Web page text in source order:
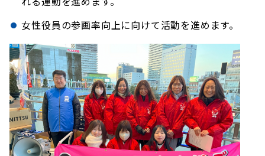
女性役員の参画率向上に向けて活動を進めます。